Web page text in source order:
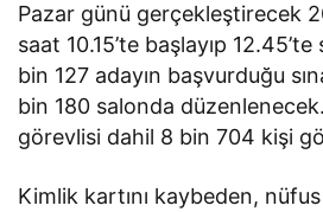
Pazar günü gerçekleştirecek
saat 10.15’te başlayıp
bin 127 adayın başvurduğu
bin 180 salonda
görevlisi dahil 8 bin 704 kişi
Kimlik kartını kaybeden,